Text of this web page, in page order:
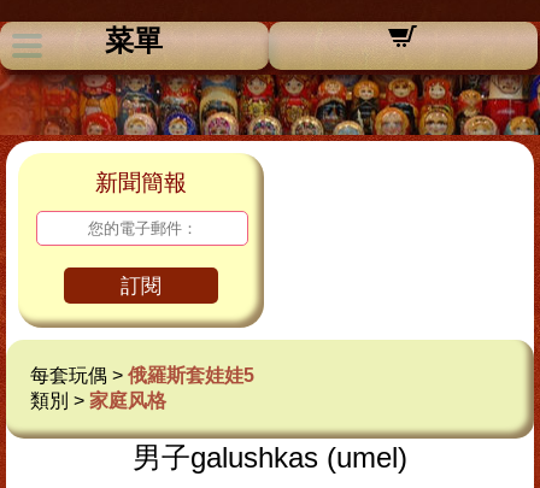
菜單
新聞簡報
訂閱
每套玩偶 > 俄羅斯套娃娃5
類別 > 家庭风格
男子galushkas (umel)